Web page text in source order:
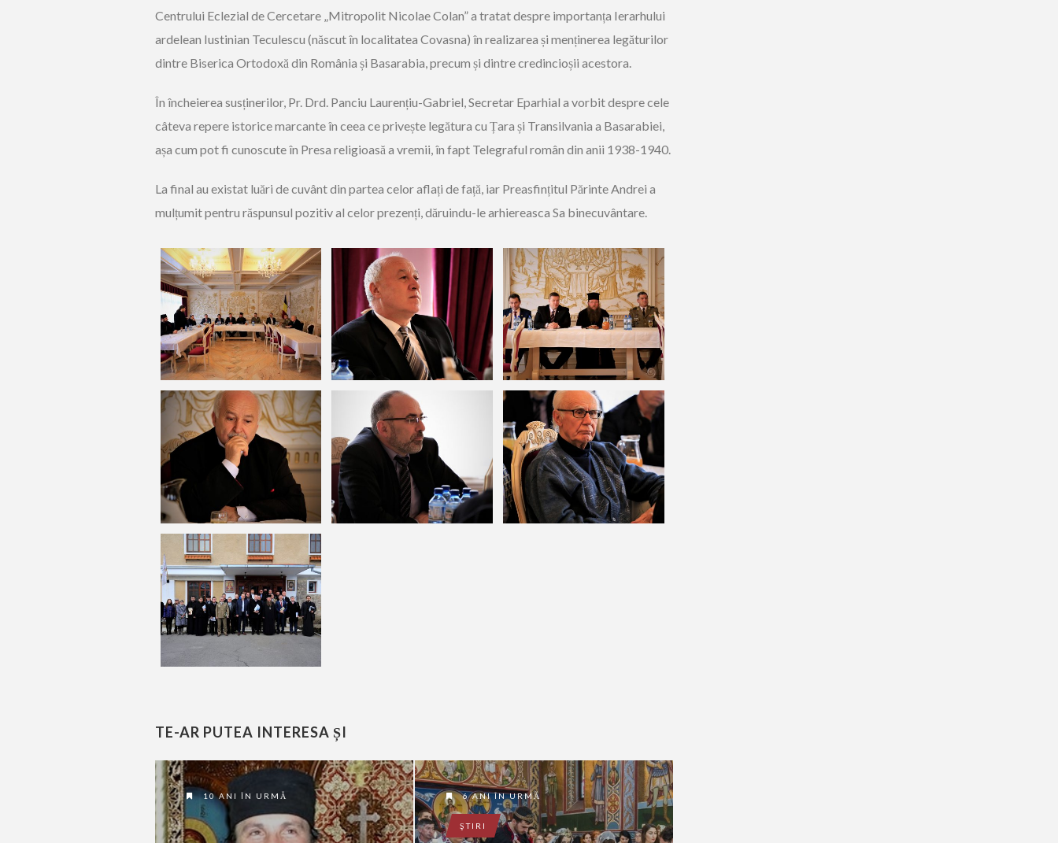
Centrului Eclezial de Cercetare „Mitropolit Nicolae Colan” a tratat despre importanța Ierarhului
ardelean Iustinian Teculescu (născut în localitatea Covasna) în realizarea și menținerea legăturilor
dintre Biserica Ortodoxă din România și Basarabia, precum și dintre credincioșii acestora.
În încheierea susținerilor, Pr. Drd. Panciu Laurențiu-Gabriel, Secretar Eparhial a vorbit despre cele
câteva repere istorice marcante în ceea ce privește legătura cu Țara și Transilvania a Basarabiei,
așa cum pot fi cunoscute în Presa religioasă a vremii, în fapt Telegraful român din anii 1938-1940.
La final au existat luări de cuvânt din partea celor aflați de față, iar Preasfințitul Părinte Andrei a
mulțumit pentru răspunsul pozitiv al celor prezenți, dăruindu-le arhiereasca Sa binecuvântare.
TE-AR PUTEA INTERESA ȘI
10 ANI ÎN URMĂ 6 ANI ÎN URMĂ
ŞTIRI